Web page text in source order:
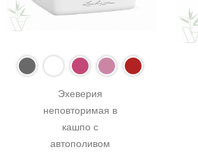
Эхеверия
неповторимая в
кашпо с
автополивом